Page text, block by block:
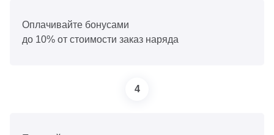
Оплачивайте бонусами
до 10% от стоимости заказ наряда
4